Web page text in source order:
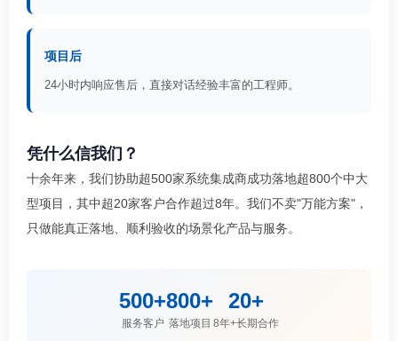
项目后
24小时内响应售后，直接对话经验丰富的工程师。
凭什么信我们？
十余年来，我们协助超500家系统集成商成功落地超800个中大
型项目，其中超20家客户合作超过8年。我们不卖"万能方案"，
只做能真正落地、顺利验收的场景化产品与服务。
500+
服务客户
800+
落地项目
20+
8年+长期合作